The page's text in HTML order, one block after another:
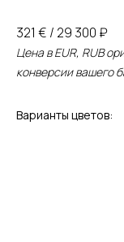
321 € / 29 300 ₽
Цена в EUR, RUB
конверсии вашего
Варианты цветов: